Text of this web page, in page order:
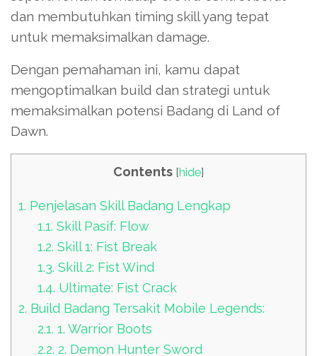
dan membutuhkan timing skill yang tepat
untuk memaksimalkan damage.
Dengan pemahaman ini, kamu dapat
mengoptimalkan build dan strategi untuk
memaksimalkan potensi Badang di Land of
Dawn.
Contents [hide]
1. Penjelasan Skill Badang Lengkap
1.1. Skill Pasif: Flow
1.2. Skill 1: Fist Break
1.3. Skill 2: Fist Wind
1.4. Ultimate: Fist Crack
2. Build Badang Tersakit Mobile Legends:
2.1. 1. Warrior Boots
2.2. 2. Demon Hunter Sword